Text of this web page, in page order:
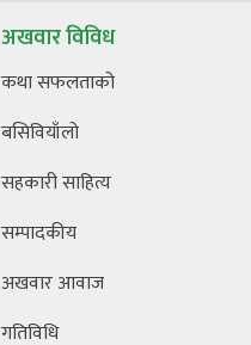
अखवार विविध
कथा सफलताको
बसिवियाँलो
सहकारी साहित्य
सम्पादकीय
अखवार आवाज
गतिविधि